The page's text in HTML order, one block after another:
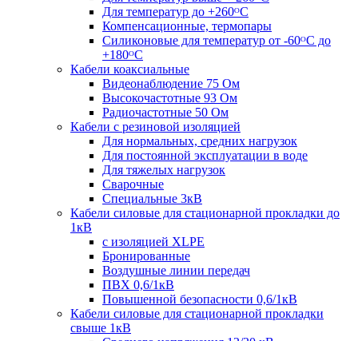
Для температур до +260ᴼС
Компенсационные, термопары
Силиконовые для температур от -60ᴼC до
+180ᴼС
Кабели коаксиальные
Видеонаблюдение 75 Ом
Высокочастотные 93 Ом
Радиочастотные 50 Ом
Кабели с резиновой изоляцией
Для нормальных, средних нагрузок
Для постоянной эксплуатации в воде
Для тяжелых нагрузок
Сварочные
Специальные 3кВ
Кабели силовые для стационарной прокладки до
1кВ
c изоляцией XLPE
Бронированные
Воздушные линии передач
ПВХ 0,6/1кВ
Повышенной безопасности 0,6/1кВ
Кабели силовые для стационарной прокладки
свыше 1кВ